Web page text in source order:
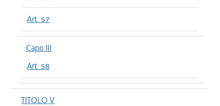
Art. 57
Capo III
Art. 58
TITOLO V